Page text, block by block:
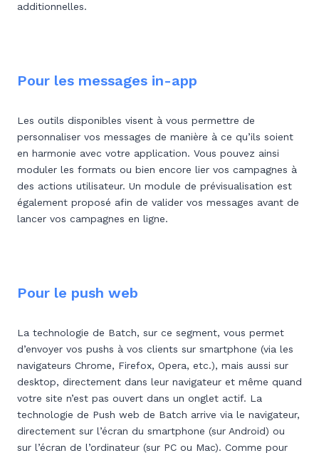
additionnelles.
Pour les messages in-app
Les outils disponibles visent à vous permettre de
personnaliser vos messages de manière à ce qu’ils soient
en harmonie avec votre application. Vous pouvez ainsi
moduler les formats ou bien encore lier vos campagnes à
des actions utilisateur. Un module de prévisualisation est
également proposé afin de valider vos messages avant de
lancer vos campagnes en ligne.
Pour le push web
La technologie de Batch, sur ce segment, vous permet
d’envoyer vos pushs à vos clients sur smartphone (via les
navigateurs Chrome, Firefox, Opera, etc.), mais aussi sur
desktop, directement dans leur navigateur et même quand
votre site n’est pas ouvert dans un onglet actif. La
technologie de Push web de Batch arrive via le navigateur,
directement sur l’écran du smartphone (sur Android) ou
sur l’écran de l’ordinateur (sur PC ou Mac). Comme pour